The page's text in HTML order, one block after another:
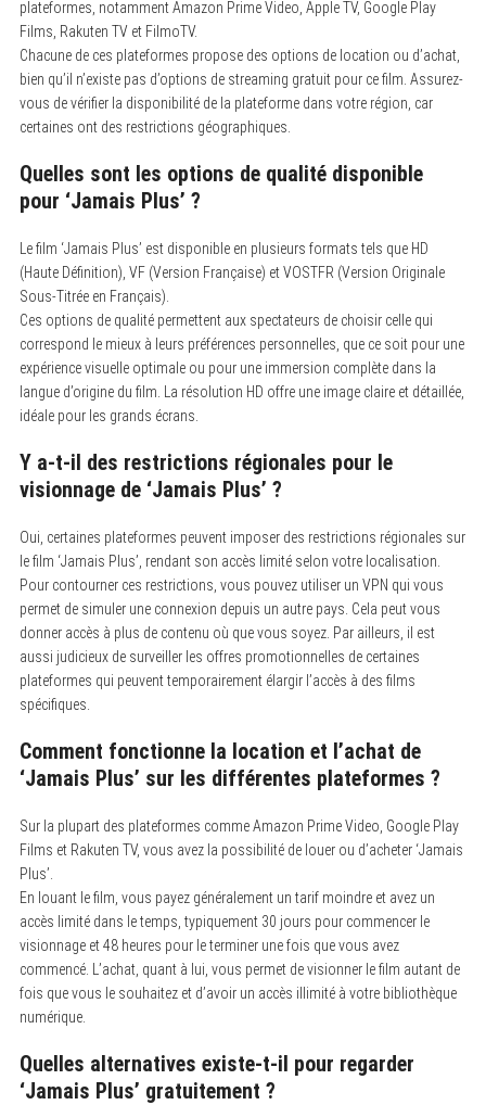
plateformes, notamment Amazon Prime Video, Apple TV, Google Play
Films, Rakuten TV et FilmoTV.
Chacune de ces plateformes propose des options de location ou d’achat,
bien qu’il n’existe pas d’options de streaming gratuit pour ce film. Assurez-
vous de vérifier la disponibilité de la plateforme dans votre région, car
certaines ont des restrictions géographiques.
Quelles sont les options de qualité disponible
pour ‘Jamais Plus’ ?
Le film ‘Jamais Plus’ est disponible en plusieurs formats tels que HD
(Haute Définition), VF (Version Française) et VOSTFR (Version Originale
Sous-Titrée en Français).
Ces options de qualité permettent aux spectateurs de choisir celle qui
correspond le mieux à leurs préférences personnelles, que ce soit pour une
expérience visuelle optimale ou pour une immersion complète dans la
langue d’origine du film. La résolution HD offre une image claire et détaillée,
idéale pour les grands écrans.
Y a-t-il des restrictions régionales pour le
visionnage de ‘Jamais Plus’ ?
Oui, certaines plateformes peuvent imposer des restrictions régionales sur
le film ‘Jamais Plus’, rendant son accès limité selon votre localisation.
Pour contourner ces restrictions, vous pouvez utiliser un VPN qui vous
permet de simuler une connexion depuis un autre pays. Cela peut vous
donner accès à plus de contenu où que vous soyez. Par ailleurs, il est
aussi judicieux de surveiller les offres promotionnelles de certaines
plateformes qui peuvent temporairement élargir l’accès à des films
spécifiques.
Comment fonctionne la location et l’achat de
‘Jamais Plus’ sur les différentes plateformes ?
Sur la plupart des plateformes comme Amazon Prime Video, Google Play
Films et Rakuten TV, vous avez la possibilité de louer ou d’acheter ‘Jamais
Plus’.
En louant le film, vous payez généralement un tarif moindre et avez un
accès limité dans le temps, typiquement 30 jours pour commencer le
visionnage et 48 heures pour le terminer une fois que vous avez
commencé. L’achat, quant à lui, vous permet de visionner le film autant de
fois que vous le souhaitez et d’avoir un accès illimité à votre bibliothèque
numérique.
Quelles alternatives existe-t-il pour regarder
‘Jamais Plus’ gratuitement ?